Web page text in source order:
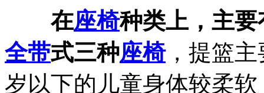
在座椅种类上，主
全带式三种座椅，提篮主
岁以下的儿童身体较柔